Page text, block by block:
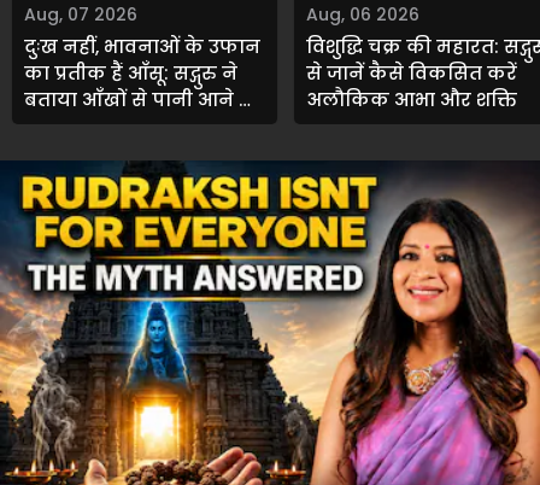
Aug, 07 2026
दुःख नहीं, भावनाओं के उफान
का प्रतीक हैं आँसू: सद्गुरु ने
बताया आँखों से पानी आने का
गहरा रहस्य
Aug, 06 2026
विशुद्धि चक्र की महारत:
से जानें कैसे विकसित करें
अलौकिक आभा और शक्ति